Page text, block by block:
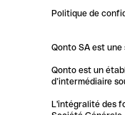
Politique de
Qonto SA est une
Qonto est un
d’intermédiaire
L'intégralité des